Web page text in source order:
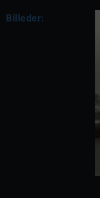
Billeder: